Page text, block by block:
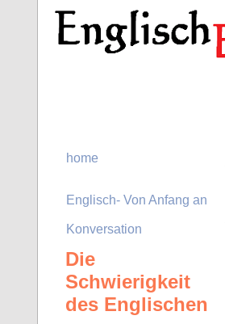
home
Englisch- Von Anfang an
Konversation
Die
Schwierigkeit
des Englischen